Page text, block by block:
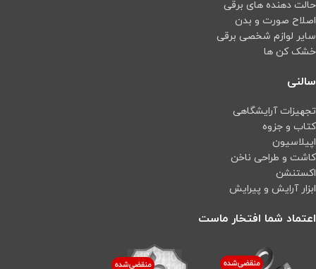
حالت دهنده های برقی
اصلاح صورت و بدن
سایر لوازم شخصی برقی
خشک کن ها
سالنی
تجهیزات آرایشگاهی
کتاب و جزوه
اپیلاسیون
کاشت و طراحی ناخن
اکستنشن
ابزار آرایش و پیرایش
اعتماد شما افتخار ماست